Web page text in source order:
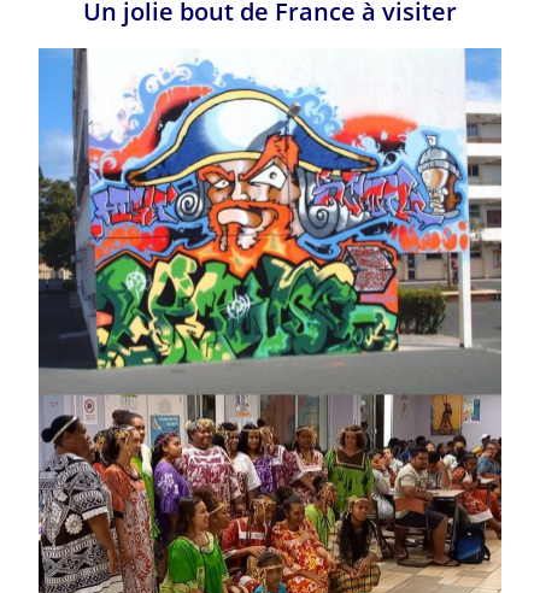
Un jolie bout de France à visiter